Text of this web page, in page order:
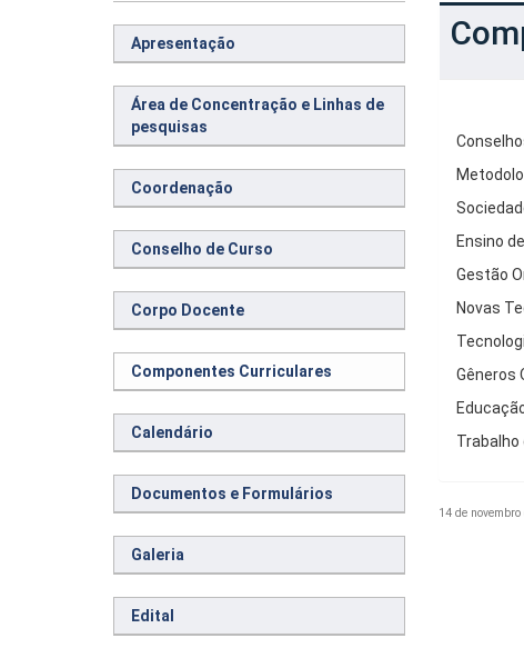
Apresentação
Área de Concentração e Linhas de
pesquisas
Coordenação
Conselho de Curso
Corpo Docente
Componentes Curriculares
Calendário
Documentos e Formulários
Galeria
Edital
Ensino
Gestão
Novas
Gêneros
Trabalho
14 de